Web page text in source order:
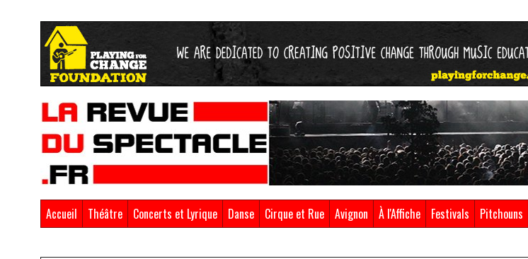
Accueil Théâtre Concerts et Lyrique Danse Cirque et Rue Avignon À l'Affiche Festivals Pitchouns